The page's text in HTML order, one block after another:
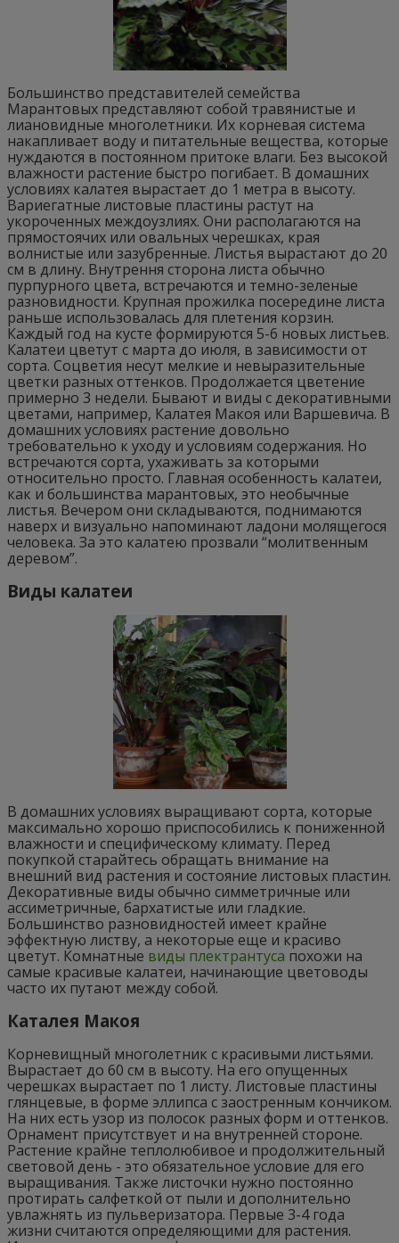
Большинство представителей семейства
Марантовых представляют собой травянистые и
лиановидные многолетники. Их корневая система
накапливает воду и питательные вещества, которые
нуждаются в постоянном притоке влаги. Без высокой
влажности растение быстро погибает. В домашних
условиях калатея вырастает до 1 метра в высоту.
Вариегатные листовые пластины растут на
укороченных междоузлиях. Они располагаются на
прямостоячих или овальных черешках, края
волнистые или зазубренные. Листья вырастают до 20
см в длину. Внутрення сторона листа обычно
пурпурного цвета, встречаются и темно-зеленые
разновидности. Крупная прожилка посередине листа
раньше использовалась для плетения корзин.
Каждый год на кусте формируются 5-6 новых листьев.
Калатеи цветут с марта до июля, в зависимости от
сорта. Соцветия несут мелкие и невыразительные
цветки разных оттенков. Продолжается цветение
примерно 3 недели. Бывают и виды с декоративными
цветами, например, Калатея Макоя или Варшевича. В
домашних условиях растение довольно
требовательно к уходу и условиям содержания. Но
встречаются сорта, ухаживать за которыми
относительно просто. Главная особенность калатеи,
как и большинства марантовых, это необычные
листья. Вечером они складываются, поднимаются
наверх и визуально напоминают ладони молящегося
человека. За это калатею прозвали “молитвенным
деревом”.
Виды калатеи
В домашних условиях выращивают сорта, которые
максимально хорошо приспособились к пониженной
влажности и специфическому климату. Перед
покупкой старайтесь обращать внимание на
внешний вид растения и состояние листовых пластин.
Декоративные виды обычно симметричные или
ассиметричные, бархатистые или гладкие.
Большинство разновидностей имеет крайне
эффектную листву, а некоторые еще и красиво
цветут. Комнатные виды плектрантуса похожи на
самые красивые калатеи, начинающие цветоводы
часто их путают между собой.
Каталея Макоя
Корневищный многолетник с красивыми листьями.
Вырастает до 60 см в высоту. На его опущенных
черешках вырастает по 1 листу. Листовые пластины
глянцевые, в форме эллипса с заостренным кончиком.
На них есть узор из полосок разных форм и оттенков.
Орнамент присутствует и на внутренней стороне.
Растение крайне теплолюбивое и продолжительный
световой день - это обязательное условие для его
выращивания. Также листочки нужно постоянно
протирать салфеткой от пыли и дополнительно
увлажнять из пульверизатора. Первые 3-4 года
жизни считаются определяющими для растения.